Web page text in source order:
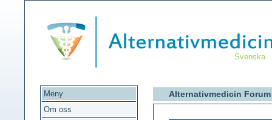
Svenska
Meny
Om oss
Alternativmedicin Forum